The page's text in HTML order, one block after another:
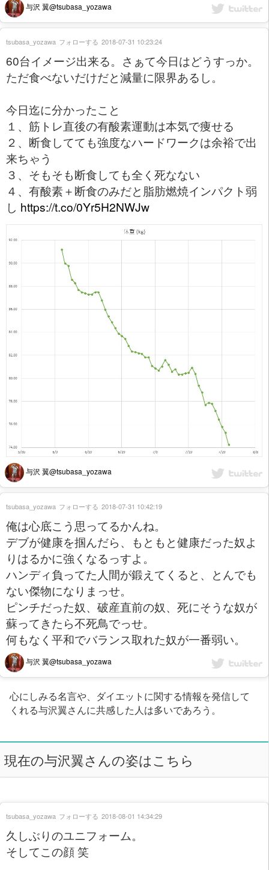
与沢 翼@tsubasa_yozawa
60台イメージ出来る。さぁて今日はどうすっか。
ただ食べないだけだと減量に限界あるし。
今日迄に分かったこと
１、筋トレ直後の有酸素運動は本気で痩せる
２、断食してても強度なハードワークは余裕で出
来ちゃう
３、そもそも断食しても全く死なない
４、有酸素＋断食のみだと脂肪燃焼インパクト弱
し https://t.co/0Yr5H2NWJw
与沢 翼@tsubasa_yozawa
tsubasa_yozawa フォローする 2018-07-31 10:23:24
俺は心底こう思ってるかんね。
デブが健康を掴んだら、もともと健康だった奴よ
りはるかに強くなるっすよ。
ハンディ負ってた人間が鍛えてくると、とんでも
ない傑物になりまっせ。
ピンチだった奴、破産直前の奴、死にそうな奴が
蘇ってきたら不死鳥でっせ。
何もなく平和でバランス取れた奴が一番弱い。
与沢 翼@tsubasa_yozawa
tsubasa_yozawa フォローする 2018-07-31 10:42:19
心にしみる名言や、ダイエットに関する情報を発信して
くれる与沢翼さんに共感した人は多いであろう。
現在の与沢翼さんの姿はこちら
久しぶりのユニフォーム。
そしてこの顔 笑
tsubasa_yozawa フォローする 2018-08-01 14:34:29